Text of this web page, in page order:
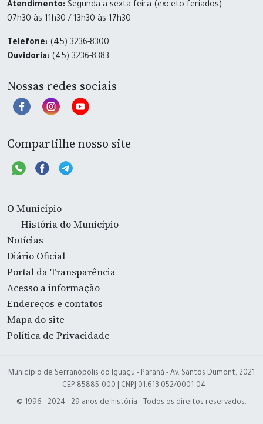
Atendimento: Segunda a sexta-feira (exceto feriados)
07h30 às 11h30 / 13h30 às 17h30
Telefone: (45) 3236-8300
Ouvidoria: (45) 3236-8383
Nossas redes sociais
Compartilhe nosso site
O Município
História do Município
Notícias
Diário Oficial
Portal da Transparência
Acesso a informação
Endereços e contatos
Mapa do site
Política de Privacidade
Município de Serranópolis do Iguaçu - Paraná - Av. Santos Dumont, 2021
- CEP 85885-000 | CNPJ 01.613.052/0001-04
© 1996 - 2024 - 29 anos de história - Todos os direitos reservados.